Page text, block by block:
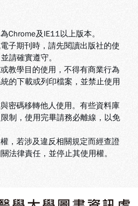
Chrome及IE11以上版本。
子期刊時，請先閱讀出版社的使
請確實遵守。
教學目的使用，不得有商業行為
的下載或列印檔案，並禁止使用
密碼移轉他人使用。有些資料庫
制，使用完畢請務必離線，以免
，若涉及違反相關規定而經查證
法律責任，並停止其使用權。